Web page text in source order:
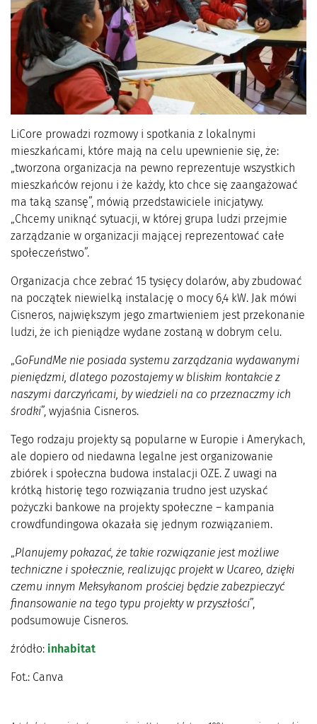
LiCore prowadzi rozmowy i spotkania z lokalnymi
mieszkańcami, które mają na celu upewnienie się, że:
„tworzona organizacja na pewno reprezentuje wszystkich
mieszkańców rejonu i że każdy, kto chce się zaangażować
ma taką szansę”, mówią przedstawiciele inicjatywy.
„Chcemy uniknąć sytuacji, w której grupa ludzi przejmie
zarządzanie w organizacji mającej reprezentować całe
społeczeństwo”.
Organizacja chce zebrać 15 tysięcy dolarów, aby zbudować
na początek niewielką instalację o mocy 6,4 kW. Jak mówi
Cisneros, największym jego zmartwieniem jest przekonanie
ludzi, że ich pieniądze wydane zostaną w dobrym celu.
„GoFundMe nie posiada systemu zarządzania wydawanymi
pieniędzmi, dlatego pozostajemy w bliskim kontakcie z
naszymi darczyńcami, by wiedzieli na co przeznaczmy ich
środki”, wyjaśnia Cisneros.
Tego rodzaju projekty są popularne w Europie i Amerykach,
ale dopiero od niedawna legalne jest organizowanie
zbiórek i społeczna budowa instalacji OZE. Z uwagi na
krótką historię tego rozwiązania trudno jest uzyskać
pożyczki bankowe na projekty społeczne – kampania
crowdfundingowa okazała się jednym rozwiązaniem.
„Planujemy pokazać, że takie rozwiązanie jest możliwe
techniczne i społecznie, realizując projekt w Ucareo, dzięki
czemu innym Meksykanom prościej będzie zabezpieczyć
finansowanie na tego typu projekty w przyszłości”,
podsumowuje Cisneros.
źródło: inhabitat
Fot.: Canva